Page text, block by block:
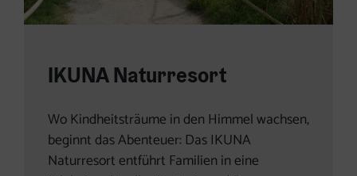
IKUNA Naturresort
Wo Kindheitsträume in den Himmel wachsen,
beginnt das Abenteuer: Das IKUNA
Naturresort entführt Familien in eine